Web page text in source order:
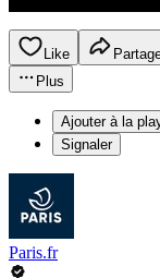
Like
Plus
Ajouter à la
Signaler
Paris.fr